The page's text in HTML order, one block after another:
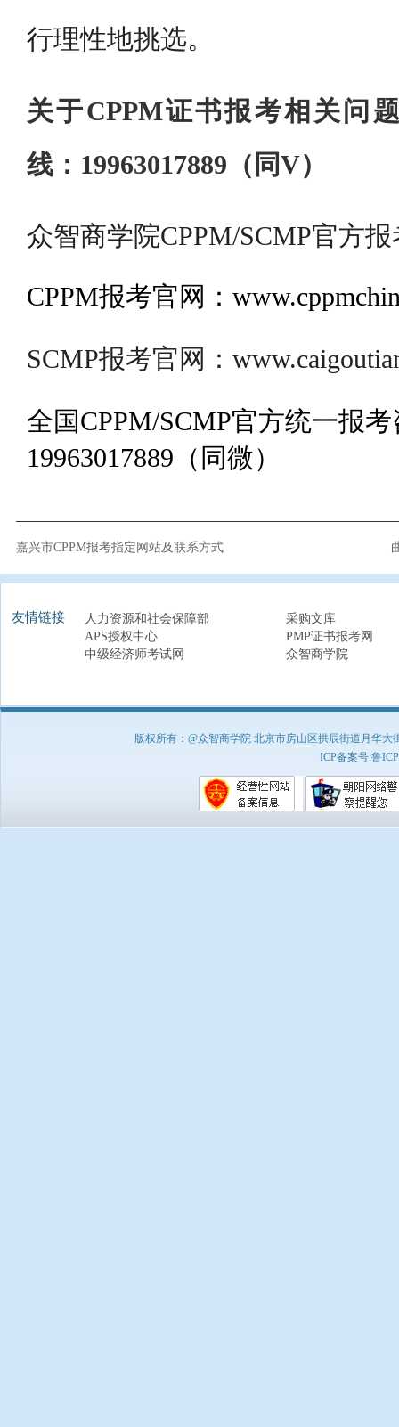
行理性地挑选。
关于CPPM证书报考相关问
线：19963017889（同V）
众智商学院CPPM/SCMP官方报
CPPM报考官网：
SCMP报考官网：
全国CPPM/SCMP官方统一报
19963017889（同微）
嘉兴市CPPM报考指定网站及联系方式
友情链接 人力资源和社会保障部
采购文库
APS授权中心
PMP证书报考网
中级经济师考试网
众智商学院
版权所有：@众智商学院 北京市房山区拱辰街道月华
ICP备案号:鲁